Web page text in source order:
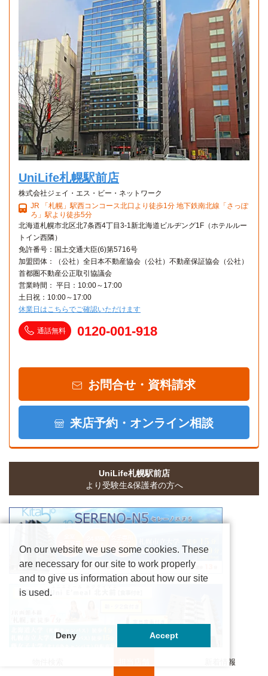
UniLife札幌駅前店
株式会社ジェイ・エス・ビー・ネットワーク
JR 「札幌」駅西コンコース北口より徒歩1分 地下鉄南北線「さっぽ
ろ」駅より徒歩5分
北海道札幌市北区北7条西4丁目3-1新北海道ビルヂング1F（ホテルルー
トイン西隣）
免許番号：国土交通大臣(6)第5716号
加盟団体：（公社）全日本不動産協会（公社）不動産保証協会（公社）
首都圏不動産公正取引協議会
営業時間： 平日：10:00～17:00
土日祝：10:00～17:00
休業日はこちらでご確認いただけます
通話無料 0120-001-918
お問合せ・資料請求
来店予約・オンライン相談
UniLife札幌駅前店
より受験生&保護者の方へ
新着情報
On our website we use some cookies. These
are necessary for our site to work properly
and to give us information about how our site
is used.
Deny Accept